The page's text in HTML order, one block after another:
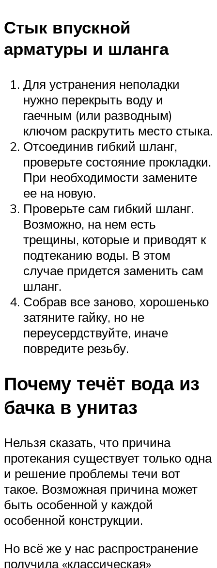
Стык впускной
арматуры и шланга
Для устранения неполадки
нужно перекрыть воду и
гаечным (или разводным)
ключом раскрутить место стыка.
Отсоединив гибкий шланг,
проверьте состояние прокладки.
При необходимости замените
ее на новую.
Проверьте сам гибкий шланг.
Возможно, на нем есть
трещины, которые и приводят к
подтеканию воды. В этом
случае придется заменить сам
шланг.
Собрав все заново, хорошенько
затяните гайку, но не
переусердствуйте, иначе
повредите резьбу.
Почему течёт вода из
бачка в унитаз
Нельзя сказать, что причина
протекания существует только одна
и решение проблемы течи вот
такое. Возможная причина может
быть особенной у каждой
особенной конструкции.
Но всё же у нас распространение
получила «классическая»